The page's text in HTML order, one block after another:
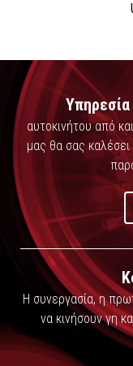
αυτοκινήτου από
μας θα σας
Η συνεργασία, η
να κινήσουν γη